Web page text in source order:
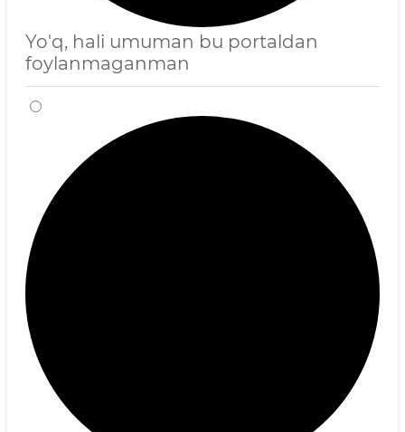
Yo'q, hali umuman bu portaldan
foylanmaganman